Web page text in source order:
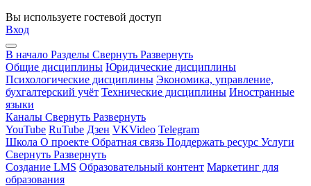
Вы используете гостевой доступ
Вход
В начало Разделы Свернуть Развернуть
Общие дисциплины Юридические дисциплины
Психологические дисциплины Экономика, управление,
бухгалтерский учёт Технические дисциплины Иностранные
языки
Каналы Свернуть Развернуть
YouTube RuTube Дзен VKVideo Telegram
Школа О проекте Обратная связь Поддержать ресурс Услуги
Свернуть Развернуть
Создание LMS Образовательный контент Маркетинг для
образования